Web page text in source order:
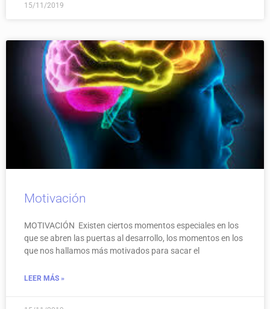
15/11/2019
Motivación
MOTIVACIÓN Existen ciertos momentos especiales en los
que se abren las puertas al desarrollo, los momentos en los
que nos hallamos más motivados para sacar el
LEER MÁS »